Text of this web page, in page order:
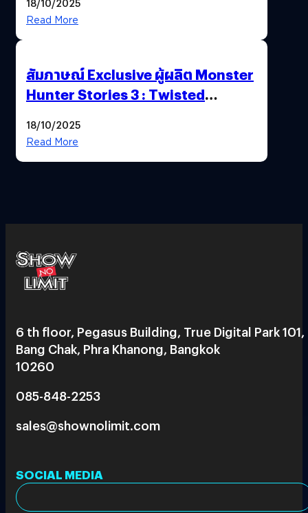
Read More
สัมภาษณ์ Exclusive ผู้ผลิต Monster
Hunter Stories 3 : Twisted
สวยฉ่ำ !
18/10/2025
Read More
6 th floor, Pegasus Building, True Digital Park 101,
Bang Chak, Phra Khanong, Bangkok
10260
085-848-2253
sales@shownolimit.com
SOCIAL MEDIA